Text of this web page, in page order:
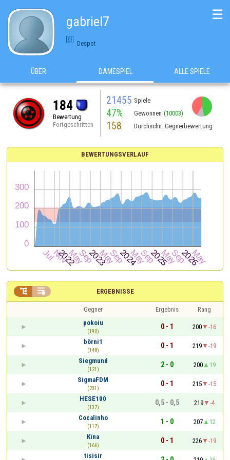
gabriel7
Despot
☰
ÜBER DAMESPIEL ALLE SPIELE
184
Bewertung
Fortgeschritten
21455 Spiele
47% Gewonnen (10003)
158 Durchschn. Gegnerbewertung
BEWERTUNGSVERLAUF
ERGEBNISSE
 
Gegner Ergebnis
Rang
pokoiu
(190)
0 - 1 200
-16
börni1
(148)
0 - 1 219
-19
Siegmund
(121)
2 - 0 200
19
SigmaFDM
(231)
0 - 1 215
-15
HESE100
(137)
0,5 - 0,5 219
-4
Cocalinho
(117)
1 - 0 207
12
Kina
(166)
0 - 1 226
-19
tisisir